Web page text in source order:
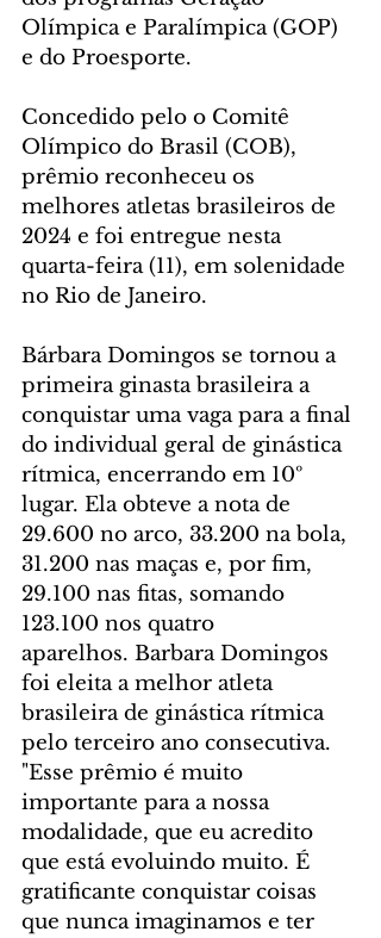
Olímpica e Paralímpica (GOP)
e do Proesporte.
Concedido pelo o Comitê
Olímpico do Brasil (COB),
prêmio reconheceu os
melhores atletas brasileiros de
2024 e foi entregue nesta
quarta-feira (11), em solenidade
no Rio de Janeiro.
Bárbara Domingos se tornou a
primeira ginasta brasileira a
conquistar uma vaga para a final
do individual geral de ginástica
rítmica, encerrando em 10º
lugar. Ela obteve a nota de
29.600 no arco, 33.200 na bola,
31.200 nas maças e, por fim,
29.100 nas fitas, somando
123.100 nos quatro
aparelhos. Barbara Domingos
foi eleita a melhor atleta
brasileira de ginástica rítmica
pelo terceiro ano consecutiva.
"Esse prêmio é muito
importante para a nossa
modalidade, que eu acredito
que está evoluindo muito. É
gratificante conquistar coisas
que nunca imaginamos e ter